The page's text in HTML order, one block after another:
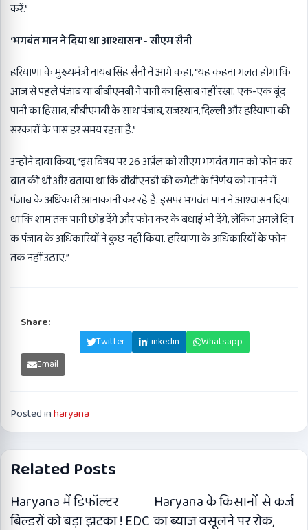
करें.”
‘भगवंत मान ने दिया था आश्वासन’- सीएम सैनी
हरियाणा के मुख्यमंत्री नायब सिंह सैनी ने आगे कहा, “यह कहना गलत होगा कि
आज से पहले पंजाब या बीबीएमबी ने पानी का हिसाब नहीं रखा. एक-एक बूंद
पानी का हिसाब, बीबीएमबी के साथ पंजाब, राजस्थान, दिल्ली और हरियाणा की
सरकारों के पास हर समय रहता है.”
उन्होंने दावा किया, “इस विषय पर 26 अप्रैल को सीएम भगवंत मान को फोन कर
बात की थी और बताया था कि बीबीएनबी की कमेटी के निर्णय को मानने में
पंजाब के अधिकारी आनाकानी कर रहे हैं. इसपर भगवंत मान ने आश्वासन दिया
था कि शाम तक पानी छोड़ देंगे और फोन कर के बधाई भी देंगे, लेकिन अगले दिन
क पंजाब के अधिकारियों ने कुछ नहीं किया. हरियाणा के अधिकारियों के फोन
तक नहीं उठाए.”
Share:
Twitter Linkedin
Whatsapp
Email
Posted inharyana
Related Posts
Haryana में डिफॉल्टर
बिल्डरों को बड़ा झटका ! EDC
Haryana के किसानों से कर्ज
का ब्याज वसूलने पर रोक,